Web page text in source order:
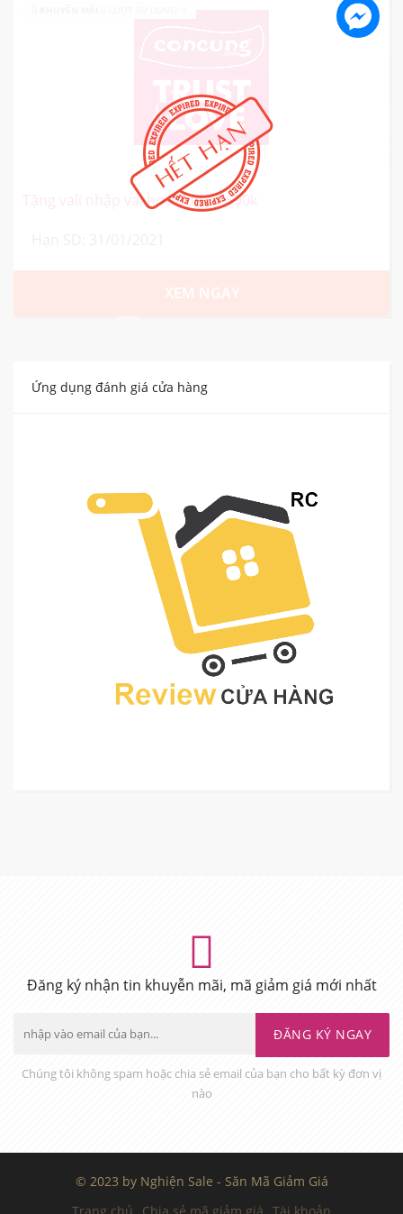
Tặng vali nhập vai hoá đơn từ 590k
XEM NGAY
Ứng dụng đánh giá cửa hàng
Đăng ký nhận tin khuyễn mãi, mã giảm giá mới nhất
ĐĂNG KÝ NGAY
Chúng tôi không spam hoặc chia sẻ email của bạn cho bất kỳ đơn vị
nào
© 2023 by Nghiện Sale - Săn Mã Giảm Giá